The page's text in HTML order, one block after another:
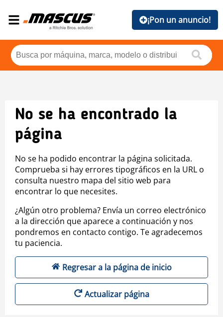
¡Pon un anuncio!
No se ha encontrado la
página
No se ha podido encontrar la página solicitada.
Comprueba si hay errores tipográficos en la URL o
consulta nuestro mapa del sitio web para
encontrar lo que necesites.
¿Algún otro problema? Envía un correo electrónico
a la dirección que aparece a continuación y nos
pondremos en contacto contigo. Te agradecemos
tu paciencia.
Regresar a la página de inicio
Actualizar página